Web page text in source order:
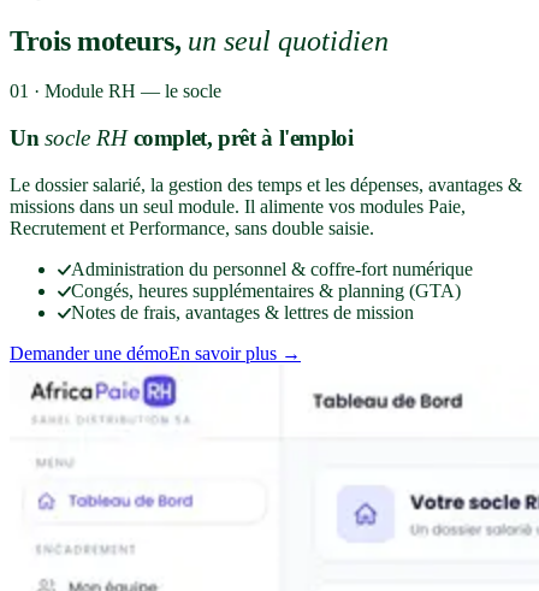
Trois moteurs, un seul quotidien
01 · Module RH — le socle
Un socle RHcomplet, prêt à l'emploi
Le dossier salarié, la gestion des temps et les dépenses, avantages &
missions dans un seul module. Il alimente vos modules Paie,
Recrutement et Performance, sans double saisie.
Administration du personnel & coffre-fort numérique
Congés, heures supplémentaires & planning (GTA)
Notes de frais, avantages & lettres de mission
Demander une démoEn savoir plus →